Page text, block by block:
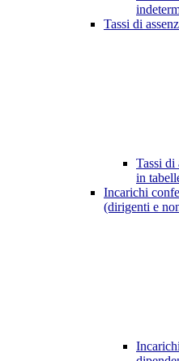
Tassi di
Tassi di
in
Incarichi
(dirigenti e